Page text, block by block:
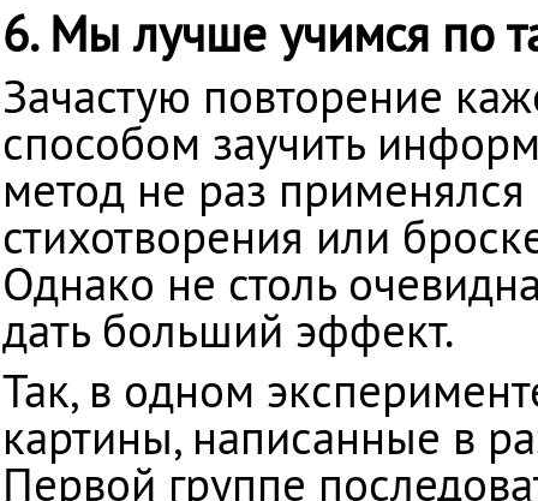
6. Мы лучше учимся по
Зачастую повторение
способом заучить
метод не раз
стихотворения или
Однако не столь
дать больший эффект.
Так, в одном
картины, написанные в
Первой группе